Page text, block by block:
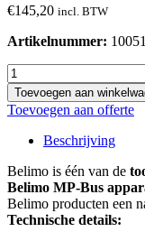
€145,20 incl. BTW
Artikelnummer:
Toevoegen aan
Toevoegen aan offerte
Beschrijving
Belimo is één van de
Belimo MP-Bus
Belimo producten een
Technische details: